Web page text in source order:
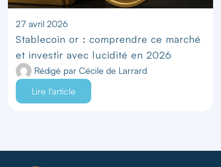
27 avril 2026
Stablecoin or : comprendre ce marché
et investir avec lucidité en 2026
Rédigé par Cécile de Larrard
Lire l'article